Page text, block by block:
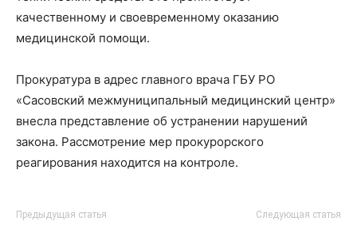
качественному и своевременному оказанию
медицинской помощи.
Прокуратура в адрес главного врача ГБУ РО
«Сасовский межмуниципальный медицинский центр»
внесла представление об устранении нарушений
закона. Рассмотрение мер прокурорского
реагирования находится на контроле.
Предыдущая статья Следующая статья